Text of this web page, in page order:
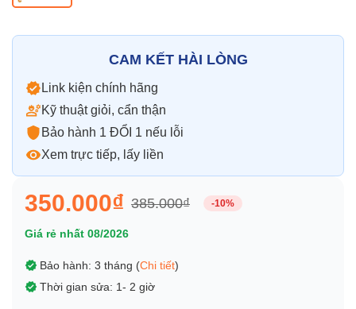
CAM KẾT HÀI LÒNG
Link kiện chính hãng
Kỹ thuật giỏi, cẩn thận
Bảo hành 1 ĐỔI 1 nếu lỗi
Xem trực tiếp, lấy liền
350.000₫ 385.000₫ -10%
Giá rẻ nhất 08/2026
Bảo hành: 3 tháng (Chi tiết)
Thời gian sửa: 1- 2 giờ